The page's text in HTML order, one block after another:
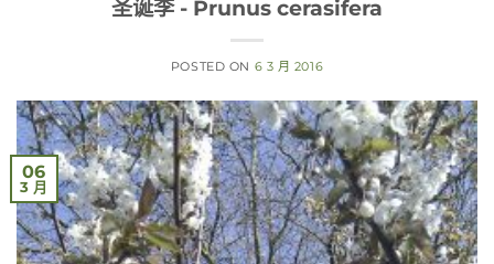
圣诞李 - Prunus cerasifera
POSTED ON 6 3 月 2016
06
3 月